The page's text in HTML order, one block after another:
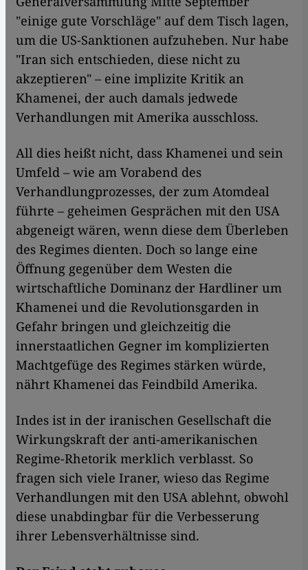
"einige gute Vorschläge" auf dem Tisch lagen,
um die US-Sanktionen aufzuheben. Nur habe
"Iran sich entschieden, diese nicht zu
akzeptieren" – eine implizite Kritik an
Khamenei, der auch damals jedwede
Verhandlungen mit Amerika ausschloss.
All dies heißt nicht, dass Khamenei und sein
Umfeld – wie am Vorabend des
Verhandlungprozesses, der zum Atomdeal
führte – geheimen Gesprächen mit den USA
abgeneigt wären, wenn diese dem Überleben
des Regimes dienten. Doch so lange eine
Öffnung gegenüber dem Westen die
wirtschaftliche Dominanz der Hardliner um
Khamenei und die Revolutionsgarden in
Gefahr bringen und gleichzeitig die
innerstaatlichen Gegner im komplizierten
Machtgefüge des Regimes stärken würde,
nährt Khamenei das Feindbild Amerika.
Indes ist in der iranischen Gesellschaft die
Wirkungskraft der anti-amerikanischen
Regime-Rhetorik merklich verblasst. So
fragen sich viele Iraner, wieso das Regime
Verhandlungen mit den USA ablehnt, obwohl
diese unabdingbar für die Verbesserung
ihrer Lebensverhältnisse sind.